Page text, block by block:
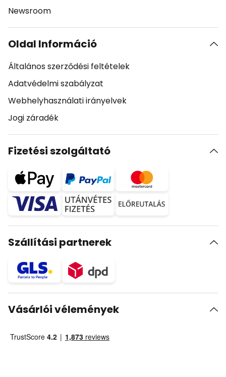
Newsroom
Oldal Információ
Általános szerződési feltételek
Adatvédelmi szabályzat
Webhelyhasználati irányelvek
Jogi záradék
Fizetési szolgáltató
Szállítási partnerek
Vásárlói vélemények